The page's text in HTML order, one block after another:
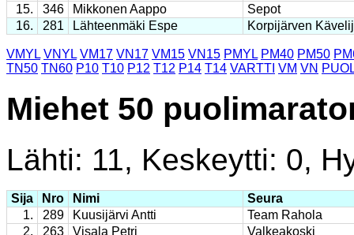
15.
346 Mikkonen Aappo
Sepot
16.
281 Lähteenmäki Espe Korpijärven
VMYL VNYL VM17 VN17 VM15 VN15 PMYL PM40 PM50
TN50 TN60 P10 T10 P12 T12 P14 T14 VARTTI VM VN
Miehet 50
Lähti: 11, Keskeytti: 0,
Sija Nro Nimi
Seura
1.
289 Kuusijärvi Antti
Team Rahola
2.
263 Visala Petri
Valkeakoski